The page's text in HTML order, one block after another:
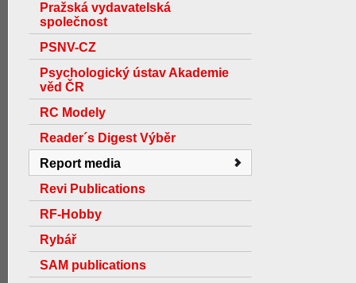
Pražská vydavatelská
společnost
PSNV-CZ
Psychologický ústav Akademie
věd ČR
RC Modely
Reader´s Digest Výběr
Report media
Revi Publications
RF-Hobby
Rybář
SAM publications